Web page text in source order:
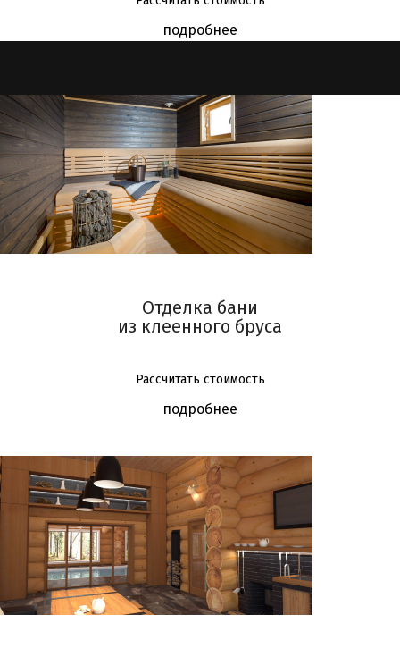
подробнее
Отделка бани
из клеенного бруса
Рассчитать стоимость
подробнее